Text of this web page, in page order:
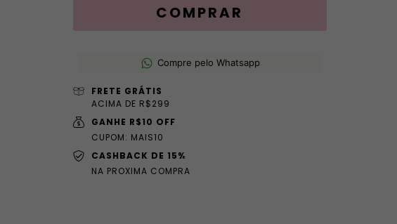
Compre pelo Whatsapp
FRETE GRÁTIS
ACIMA DE R$299
GANHE R$10 OFF
CUPOM: MAIS10
CASHBACK DE 15%
NA PROXIMA COMPRA